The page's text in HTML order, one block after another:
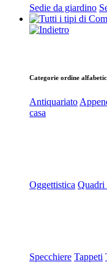
Sedie da giardino
Categorie ordine
Antiquariato
casa
Oggettistica Quadri
Specchiere Tappeti